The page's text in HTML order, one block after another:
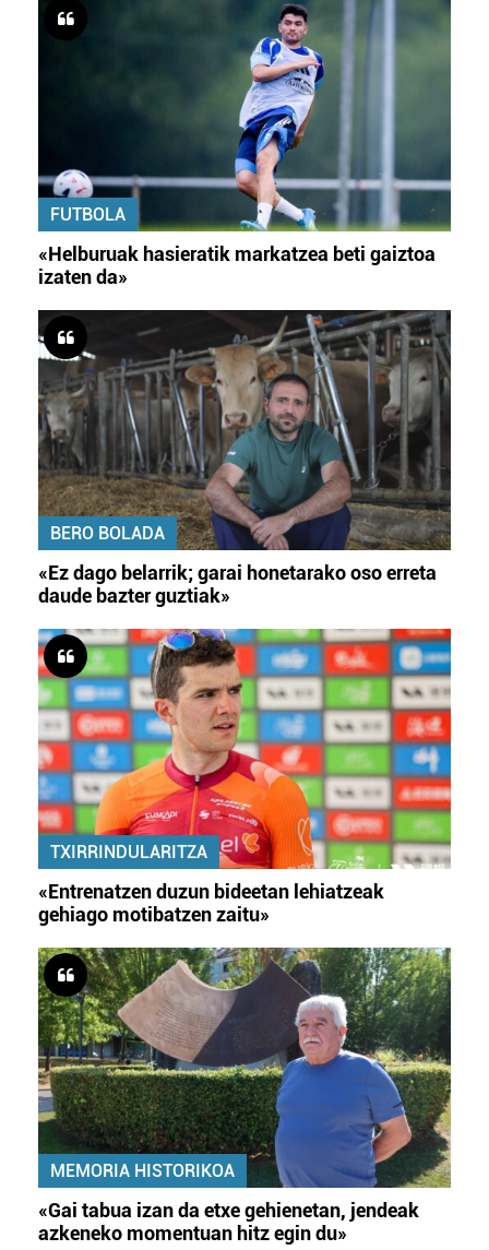
FUTBOLA
«Helburuak hasieratik markatzea beti gaiztoa
izaten da»
BERO BOLADA
«Ez dago belarrik; garai honetarako oso erreta
daude bazter guztiak»
TXIRRINDULARITZA
«Entrenatzen duzun bideetan lehiatzeak
gehiago motibatzen zaitu»
MEMORIA HISTORIKOA
«Gai tabua izan da etxe gehienetan, jendeak
azkeneko momentuan hitz egin du»